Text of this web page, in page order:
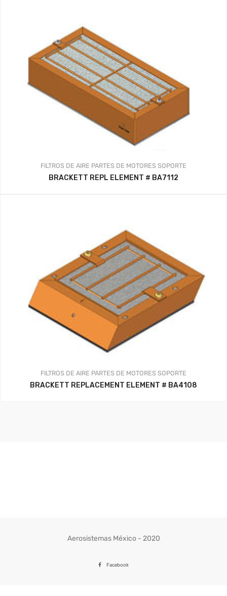
FILTROS DE AIRE PARTES DE MOTORES SOPORTE
BRACKETT REPL ELEMENT # BA7112
FILTROS DE AIRE PARTES DE MOTORES SOPORTE
BRACKETT REPLACEMENT ELEMENT # BA4108
Aerosistemas México - 2020
Facebook